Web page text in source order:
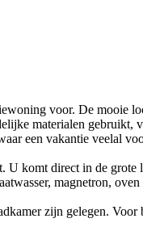
voor. De mooie
materialen
een vakantie veelal
komt direct in de
magnetron,
zijn gelegen.